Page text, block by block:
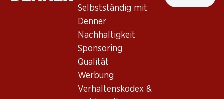
Selbstständig mit
Denner
Nachhaltigkeit
Sponsoring
Qualität
Werbung
Verhaltenskodex &
Wissenswertes